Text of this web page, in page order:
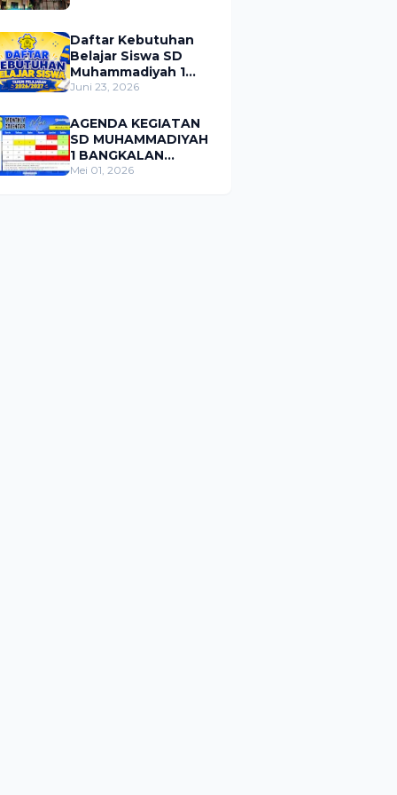
Daftar Kebutuhan
Belajar Siswa SD
Muhammadiyah 1
Bangkalan Tahun
Juni 23, 2026
AGENDA KEGIATAN
SD MUHAMMADIYAH
1 BANGKALAN
BULAN MEI 2026
Mei 01, 2026